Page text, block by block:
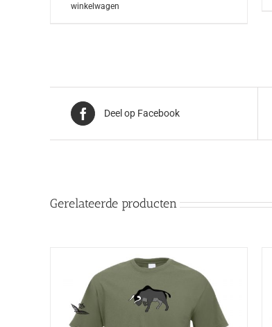
winkelwagen
Deel op Facebook
Gerelateerde producten